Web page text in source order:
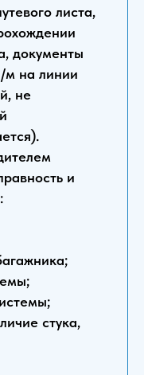
листа,
документы
м на линии
не
и
стука,